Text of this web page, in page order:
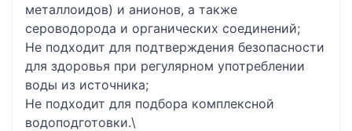
металлоидов) и анионов, а также
сероводорода и органических соединений;
Не подходит для подтверждения безопасности
для здоровья при регулярном употреблении
воды из источника;
Не подходит для подбора комплексной
водоподготовки.\